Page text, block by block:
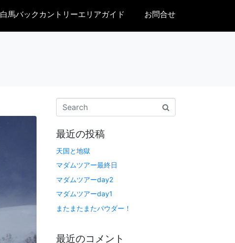
白馬バックカントリーエリアガイド お問合せ
最近の投稿
天国と地獄
マダムツアー最終日
マダムツアーday2
マダムツアーday1
またまたまたパウダー！
最近のコメント